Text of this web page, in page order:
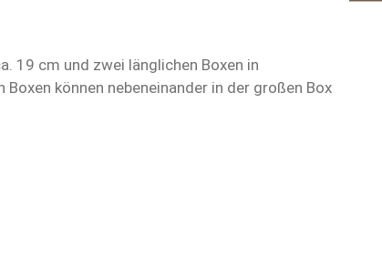
19 cm und zwei länglichen Boxen in
können nebeneinander in der großen Box